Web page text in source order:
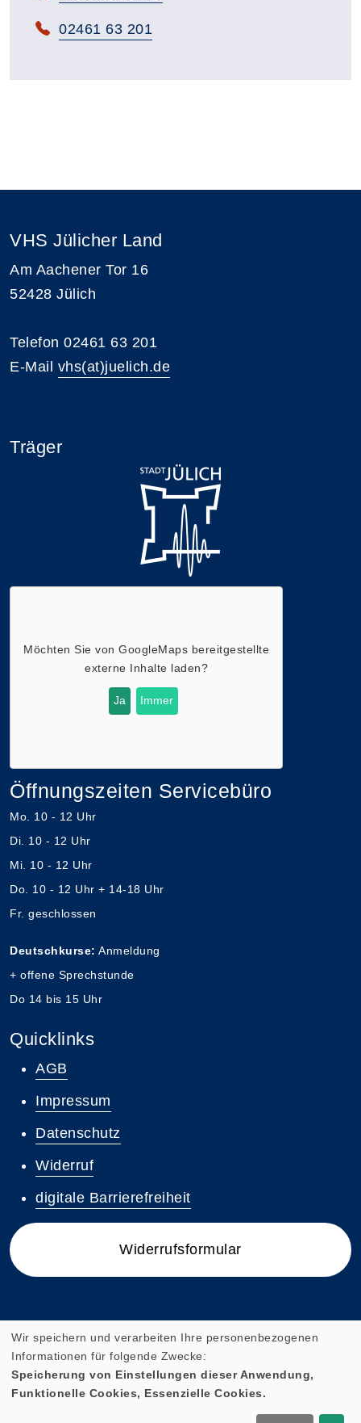
Telefon:
02461 63 201
VHS Jülicher Land
Am Aachener Tor 16
52428 Jülich
Telefon 02461 63 201
E-Mail vhs(at)juelich.de
Träger
Möchten Sie vonGoogleMaps bereitgestellte
externe Inhalte laden?
Ja Immer
Öffnungszeiten Servicebüro
Mo. 10 - 12 Uhr
Di. 10 - 12 Uhr
Mi. 10 - 12 Uhr
Do. 10 - 12 Uhr + 14-18 Uhr
Fr. geschlossen
Deutschkurse: Anmeldung
+ offene Sprechstunde
Do 14 bis 15 Uhr
Quicklinks
AGB
Impressum
Datenschutz
Widerruf
digitale Barrierefreiheit
Widerrufsformular
Wir speichern und verarbeiten Ihre personenbezogenen
Informationen für folgende Zwecke:
Speicherung von Einstellungen dieser Anwendung,
Funktionelle Cookies, Essenzielle Cookies.